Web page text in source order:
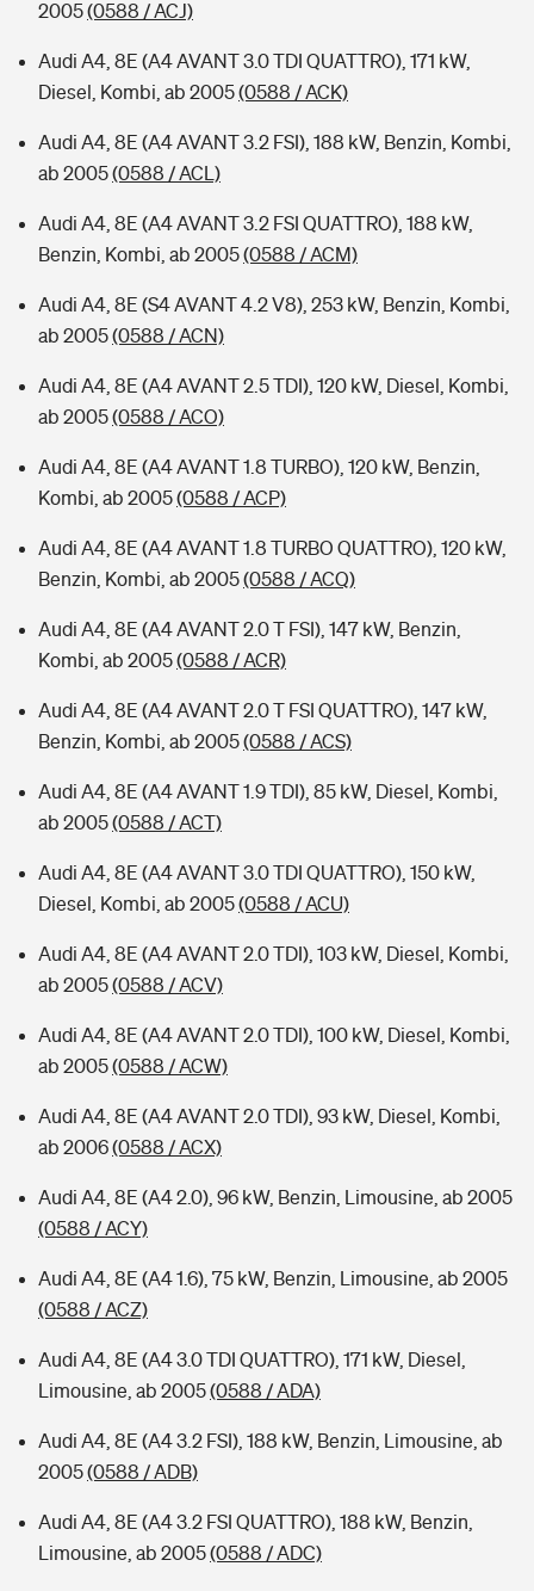
2005(0588 / ACJ)
Audi A4, 8E (A4 AVANT 3.0 TDI QUATTRO), 171 kW,
Diesel, Kombi, ab 2005(0588 / ACK)
Audi A4, 8E (A4 AVANT 3.2 FSI), 188 kW, Benzin, Kombi,
ab 2005(0588 / ACL)
Audi A4, 8E (A4 AVANT 3.2 FSI QUATTRO), 188 kW,
Benzin, Kombi, ab 2005(0588 / ACM)
Audi A4, 8E (S4 AVANT 4.2 V8), 253 kW, Benzin, Kombi,
ab 2005(0588 / ACN)
Audi A4, 8E (A4 AVANT 2.5 TDI), 120 kW, Diesel, Kombi,
ab 2005(0588 / ACO)
Audi A4, 8E (A4 AVANT 1.8 TURBO), 120 kW, Benzin,
Kombi, ab 2005(0588 / ACP)
Audi A4, 8E (A4 AVANT 1.8 TURBO QUATTRO), 120 kW,
Benzin, Kombi, ab 2005(0588 / ACQ)
Audi A4, 8E (A4 AVANT 2.0 T FSI), 147 kW, Benzin,
Kombi, ab 2005(0588 / ACR)
Audi A4, 8E (A4 AVANT 2.0 T FSI QUATTRO), 147 kW,
Benzin, Kombi, ab 2005(0588 / ACS)
Audi A4, 8E (A4 AVANT 1.9 TDI), 85 kW, Diesel, Kombi,
ab 2005(0588 / ACT)
Audi A4, 8E (A4 AVANT 3.0 TDI QUATTRO), 150 kW,
Diesel, Kombi, ab 2005(0588 / ACU)
Audi A4, 8E (A4 AVANT 2.0 TDI), 103 kW, Diesel, Kombi,
ab 2005(0588 / ACV)
Audi A4, 8E (A4 AVANT 2.0 TDI), 100 kW, Diesel, Kombi,
ab 2005(0588 / ACW)
Audi A4, 8E (A4 AVANT 2.0 TDI), 93 kW, Diesel, Kombi,
ab 2006(0588 / ACX)
Audi A4, 8E (A4 2.0), 96 kW, Benzin, Limousine, ab 2005
(0588 / ACY)
Audi A4, 8E (A4 1.6), 75 kW, Benzin, Limousine, ab 2005
(0588 / ACZ)
Audi A4, 8E (A4 3.0 TDI QUATTRO), 171 kW, Diesel,
Limousine, ab 2005(0588 / ADA)
Audi A4, 8E (A4 3.2 FSI), 188 kW, Benzin, Limousine, ab
2005(0588 / ADB)
Audi A4, 8E (A4 3.2 FSI QUATTRO), 188 kW, Benzin,
Limousine, ab 2005(0588 / ADC)